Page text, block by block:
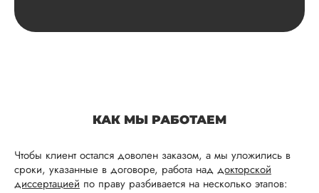
КАК МЫ РАБОТАЕМ
Чтобы клиент остался доволен заказом, а мы уложились в
сроки, указанные в договоре, работа над докторской
диссертацией по праву разбивается на несколько этапов:
Читать полный
Вид работы: